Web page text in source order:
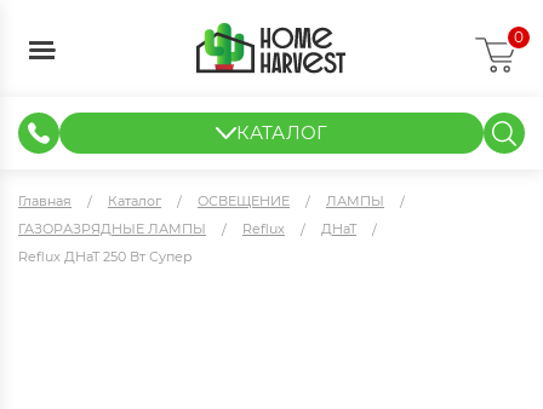
0
КАТАЛОГ
Главная Каталог ОСВЕЩЕНИЕ
ЛАМПЫ
ГАЗОРАЗРЯДНЫЕ ЛАМПЫ
Reflux
ДНаТ
Reflux ДНаТ 250 Вт Супер